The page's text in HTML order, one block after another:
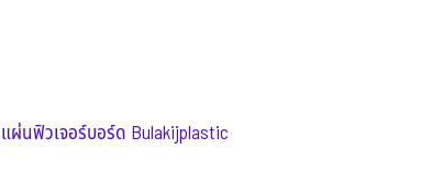
นฟิวเจอร์บอร์ด Bulakijplastic